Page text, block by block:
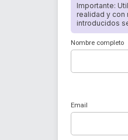
Importante:
realidad y con
introducidos
Nombre completo
Email